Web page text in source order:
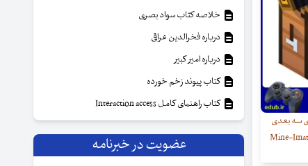
سه بعدی
خلاصه کتاب سواد بصری
درباره فخرالدین عراقی
درباره امیر کبیر
کتاب پیوند زخم خورده
کتاب راهنمای کامل Interaction access
عضویت در خبرنامه